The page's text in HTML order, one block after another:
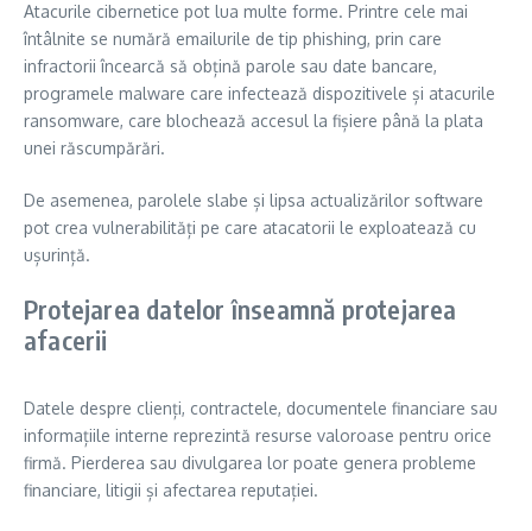
Atacurile cibernetice pot lua multe forme. Printre cele mai
întâlnite se numără emailurile de tip phishing, prin care
infractorii încearcă să obțină parole sau date bancare,
programele malware care infectează dispozitivele și atacurile
ransomware, care blochează accesul la fișiere până la plata
unei răscumpărări.
De asemenea, parolele slabe și lipsa actualizărilor software
pot crea vulnerabilități pe care atacatorii le exploatează cu
ușurință.
Protejarea datelor înseamnă protejarea
afacerii
Datele despre clienți, contractele, documentele financiare sau
informațiile interne reprezintă resurse valoroase pentru orice
firmă. Pierderea sau divulgarea lor poate genera probleme
financiare, litigii și afectarea reputației.